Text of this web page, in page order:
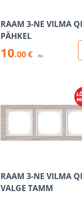
RAAM 3-NE VILMA
PÄHKEL
10.00 € /tk
RAAM 3-NE VILMA
VALGE TAMM